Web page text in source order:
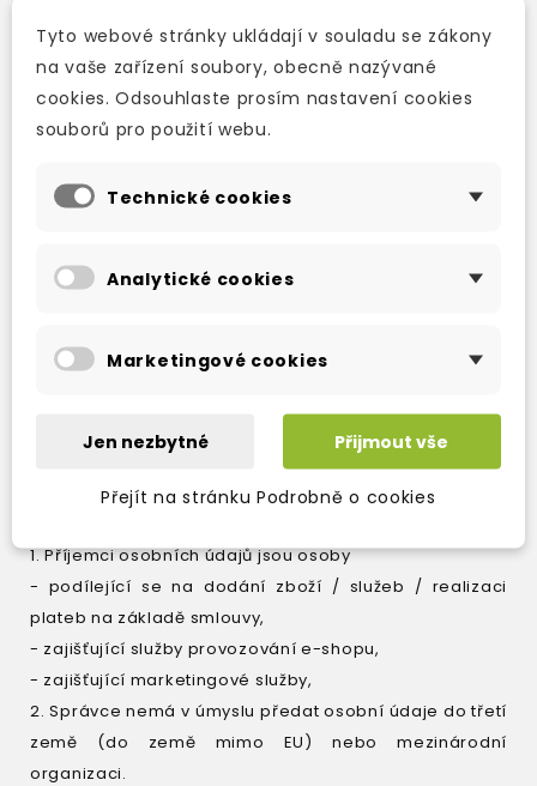
1. Správce uchovává osobní údaje
- po dobu nezbytnou k výkonu práv a povinností
vyplývajících ze smluvního vztahu mezi Vámi a
správcem a uplatňování nároků z těchto smluvních
- po dobu, než je odvolán souhlas se zpracováním
osobních údajů pro účely marketingu, nejdéle 5 let,
souhlasu.
V. Příjemci osobních údajů (subdodavatelé
správce)
1. Příjemci osobních údajů jsou osoby
- podílející se na dodání zboží / služeb / realizaci
plateb na základě smlouvy,
- zajišťující služby provozování e-shopu,
- zajišťující marketingové služby,
2. Správce nemá v úmyslu předat osobní údaje do třetí
země (do země mimo EU) nebo mezinárodní
organizaci.
Tyto webové stránky ukládají v souladu se zákony
na vaše zařízení soubory, obecně nazývané
cookies. Odsouhlaste prosím nastavení cookies
souborů pro použití webu.
Technické cookies
Analytické cookies
Marketingové cookies
Jen nezbytné Přijmout vše
Přejít na stránku Podrobně o cookies